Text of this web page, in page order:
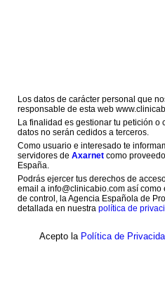
Los datos de carácter personal que
responsable de esta web
La finalidad es gestionar tu petición
datos no serán cedidos a terceros.
Como usuario e interesado te
servidores de Axarnet como
España.
Podrás ejercer tus derechos de
email a info@clinicabio.com así
de control, la Agencia Española de
detallada en nuestra política de
Acepto la Política de